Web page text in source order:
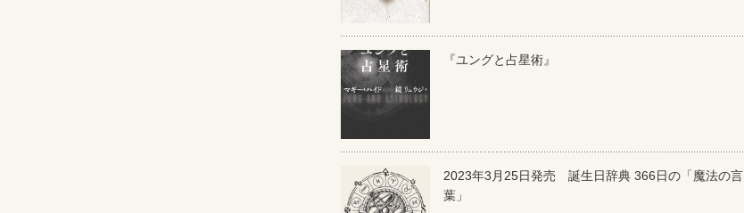
『ユングと占星術』
2023年3月25日発売 誕生日辞典 366日の「魔法の言
葉」